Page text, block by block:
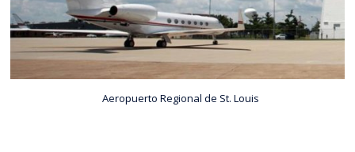
Aeropuerto Regional de St. Louis